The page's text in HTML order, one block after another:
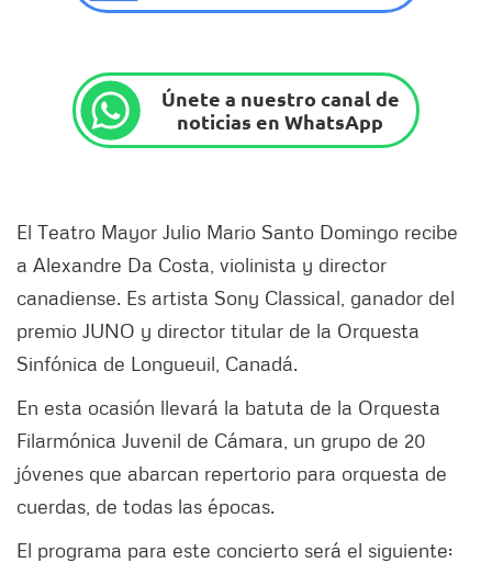
Únete a nuestro canal de
noticias en WhatsApp
El Teatro Mayor Julio Mario Santo Domingo recibe
a Alexandre Da Costa, violinista y director
canadiense. Es artista Sony Classical, ganador del
premio JUNO y director titular de la Orquesta
Sinfónica de Longueuil, Canadá.
En esta ocasión llevará la batuta de la Orquesta
Filarmónica Juvenil de Cámara, un grupo de 20
jóvenes que abarcan repertorio para orquesta de
cuerdas, de todas las épocas.
El programa para este concierto será el siguiente: